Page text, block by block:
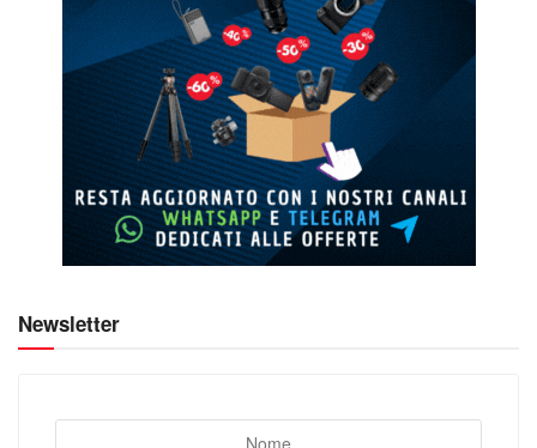
Newsletter